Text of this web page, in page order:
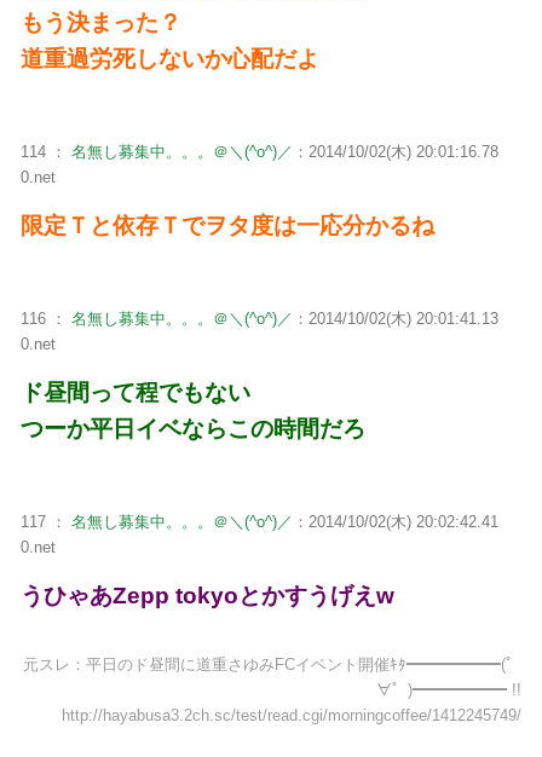
もう決まった？
道重過労死しないか心配だよ
114 ： 名無し募集中。。。＠＼(^o^)／ ：2014/10/02(木) 20:01:16.78
0.net
限定Ｔと依存Ｔでヲタ度は一応分かるね
116 ： 名無し募集中。。。＠＼(^o^)／ ：2014/10/02(木) 20:01:41.13
0.net
ド昼間って程でもない
つーか平日イベならこの時間だろ
117 ： 名無し募集中。。。＠＼(^o^)／ ：2014/10/02(木) 20:02:42.41
0.net
うひゃあZepp tokyoとかすうげえw
元スレ：平日のド昼間に道重さゆみFCイベント開催ｷﾀ━━━━━━(゜
∀゜)━━━━━━ !!
http://hayabusa3.2ch.sc/test/read.cgi/morningcoffee/1412245749/